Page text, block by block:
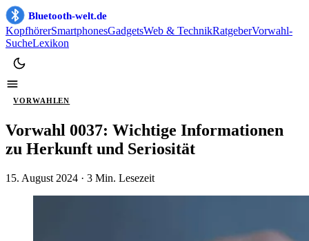
Bluetooth-welt.de
KopfhörerSmartphonesGadgetsWeb & TechnikRatgeberVorwahl-
SucheLexikon
VORWAHLEN
Vorwahl 0037: Wichtige Informationen
zu Herkunft und Seriosität
15. August 2024 · 3 Min. Lesezeit